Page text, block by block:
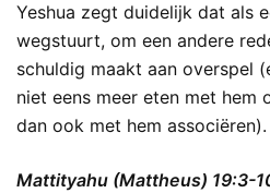
Yeshua zegt duidelijk dat als
wegstuurt, om een andere
schuldig maakt aan overspel
niet eens meer eten met hem
dan ook met hem associëren).
Mattityahu (Mattheus) 19:3-